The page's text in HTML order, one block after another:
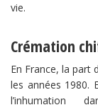
vie.
Crémation
En France, la part
les années 1980.
l’inhumation